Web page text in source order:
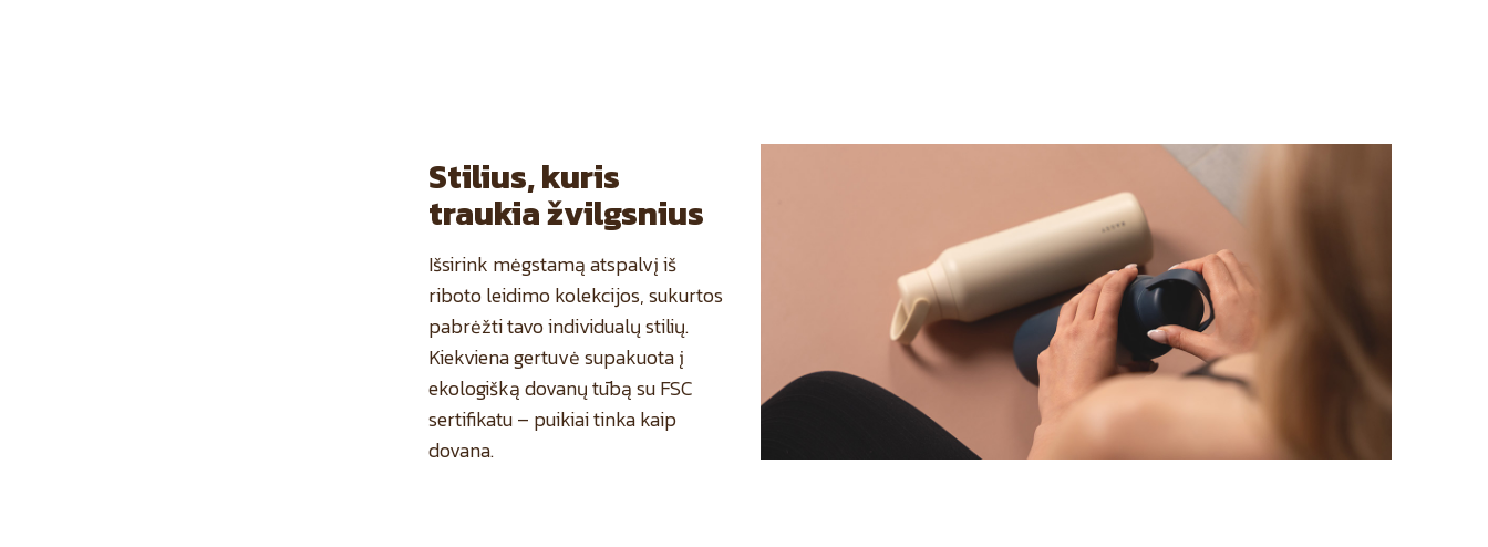
Stilius, kuris
traukia žvilgsnius
Išsirink mėgstamą atspalvį iš
riboto leidimo kolekcijos, sukurtos
pabrėžti tavo individualų stilių.
Kiekviena gertuvė supakuota į
ekologišką dovanų tūbą su FSC
sertifikatu – puikiai tinka kaip
dovana.